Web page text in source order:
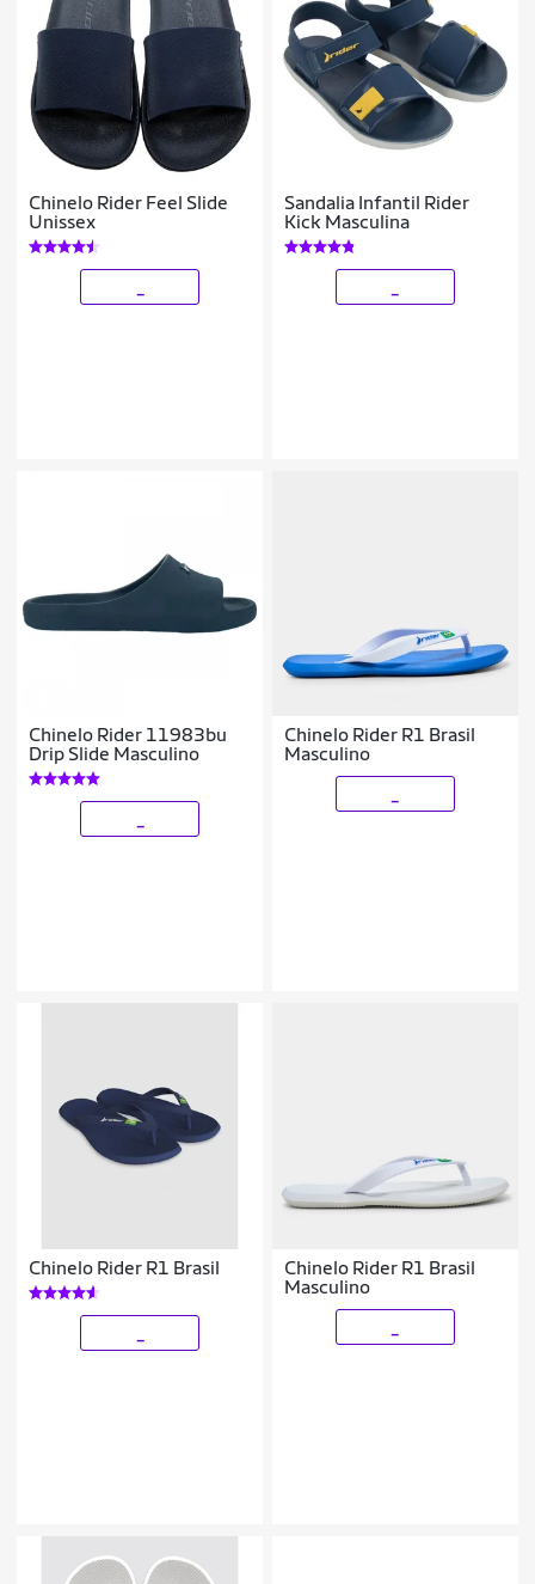
Chinelo Rider Feel Slide
Unissex
Sandalia Infantil Rider
Kick Masculina
Chinelo Rider 11983bu
Drip Slide Masculino
Chinelo Rider R1 Brasil
Masculino
Chinelo Rider R1 Brasil
Chinelo Rider R1 Brasil
Masculino